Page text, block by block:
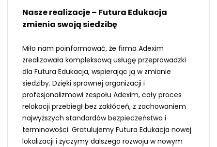
Nasze realizacje – Futura Edukacja
zmienia swoją siedzibę
Miło nam poinformować, że firma Adexim
zrealizowała kompleksową usługę przeprowadzki
dla Futura Edukacja, wspierając ją w zmianie
siedziby. Dzięki sprawnej organizacji i
profesjonalizmowi zespołu Adexim, cały proces
relokacji przebiegł bez zakłóceń, z zachowaniem
najwyższych standardów bezpieczeństwa i
terminowości. Gratulujemy Futura Edukacja nowej
lokalizacji i życzymy dalszego rozwoju w nowym